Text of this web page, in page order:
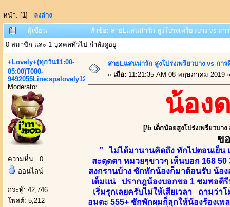
หน้า: [1] ลงล่าง
ผู้เขียน
หัวข้อ: สายLแสนน่ารัก สูงโปร่งเพรียวบาง vs ก
0 สมาชิก และ 1 บุคคลทั่วไป กำลังดูอยู่
+Lovely+(ทุกวัน11:00-
05:00)T080-
9492055Line:spalovely123
Moderator
ความหื่น : 0
ออนไลน์
กระทู้: 42,746
โพสต์: 5,212
สายLแสนน่ารัก สูงโปร่งเพรียวบาง vs ก
« เมื่อ: 11:21:35 AM 08 พฤษภาคม 2019 »
น้อง
[/b เด็กน้อยสูงโปร่งเพรียวบ
ข
” ไม่ได้มานานคิดถึง ทักไปตอนเย็น
สะดุดตา หมวยๆขาวๆ เห็นบอก 168
สงกรานบ้าง ซักพักน้องก็มาต้อนรับ น้อ
เต็มแน่ ปรากฎน้องบอกขอ 1 ชมพอดี
เริ่มรุกเลยครับไม่ให้เสียเวลา ถามว่
อมตะ 555+ ซักพักผมก็ลุกให้น้องร้องเ